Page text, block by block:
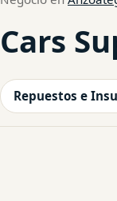
Cars
Repuestos e